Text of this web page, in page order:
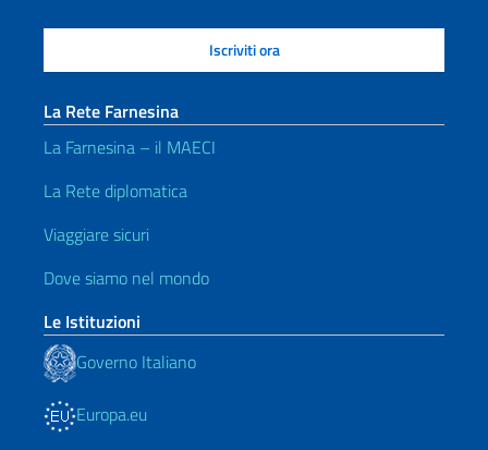
La Rete Farnesina
La Farnesina – il MAECI
La Rete diplomatica
Viaggiare sicuri
Dove siamo nel mondo
Le Istituzioni
Governo Italiano
Europa.eu